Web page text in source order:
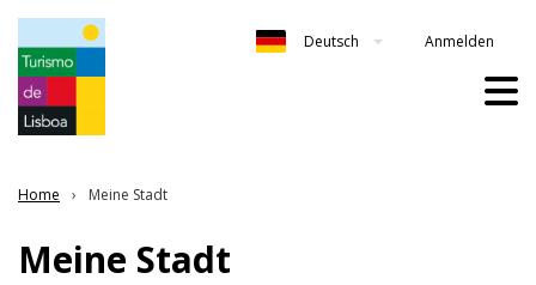
Deutsch Anmelden
Home Meine Stadt
Meine Stadt